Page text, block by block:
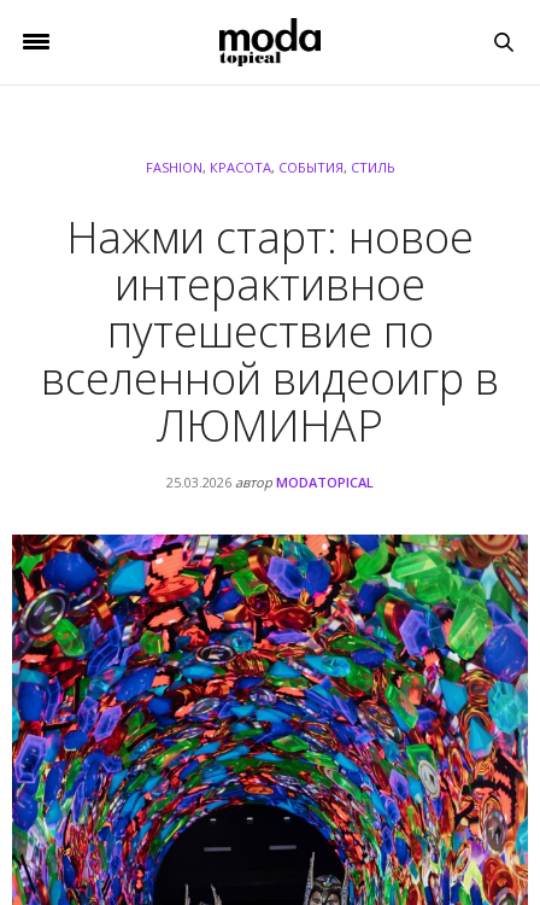
FASHION, КРАСОТА, СОБЫТИЯ, СТИЛЬ
Нажми старт: новое
интерактивное
путешествие по
вселенной видеоигр в
ЛЮМИНАР
25.03.2026 автор MODATOPICAL